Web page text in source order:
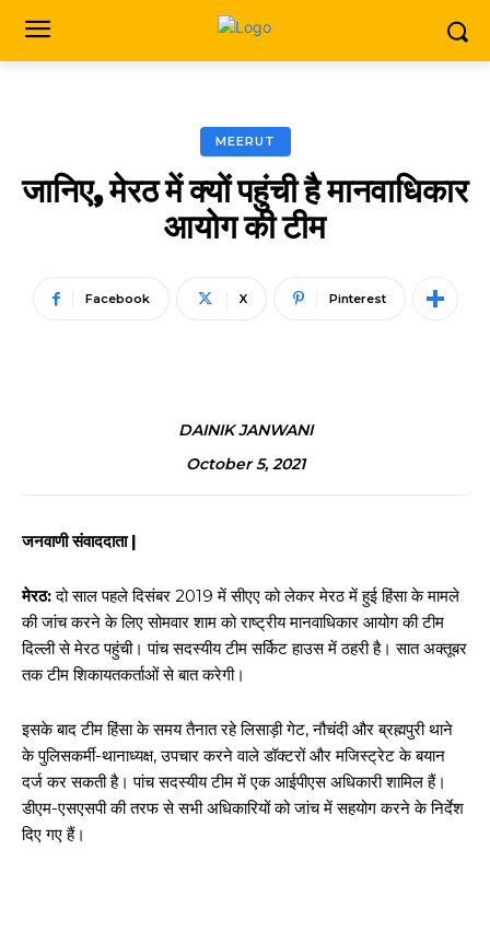
MEERUT
जानिए, मेरठ में क्यों पहुंची है मानवाधिकार
आयोग की टीम
Facebook X Pinterest
DAINIK JANWANI
October 5, 2021
जनवाणी संवाददाता |
मेरठ:दो साल पहले दिसंबर 2019 में सीएए को लेकर मेरठ में हुई हिंसा के मामले
की जांच करने के लिए सोमवार शाम को राष्ट्रीय मानवाधिकार आयोग की टीम
दिल्ली से मेरठ पहुंची। पांच सदस्यीय टीम सर्किट हाउस में ठहरी है। सात अक्तूबर
तक टीम शिकायतकर्ताओं से बात करेगी।
इसके बाद टीम हिंसा के समय तैनात रहे लिसाड़ी गेट, नौचंदी और ब्रह्मपुरी थाने
के पुलिसकर्मी-थानाध्यक्ष, उपचार करने वाले डॉक्टरों और मजिस्ट्रेट के बयान
दर्ज कर सकती है। पांच सदस्यीय टीम में एक आईपीएस अधिकारी शामिल हैं।
डीएम-एसएसपी की तरफ से सभी अधिकारियों को जांच में सहयोग करने के निर्देश
दिए गए हैं।